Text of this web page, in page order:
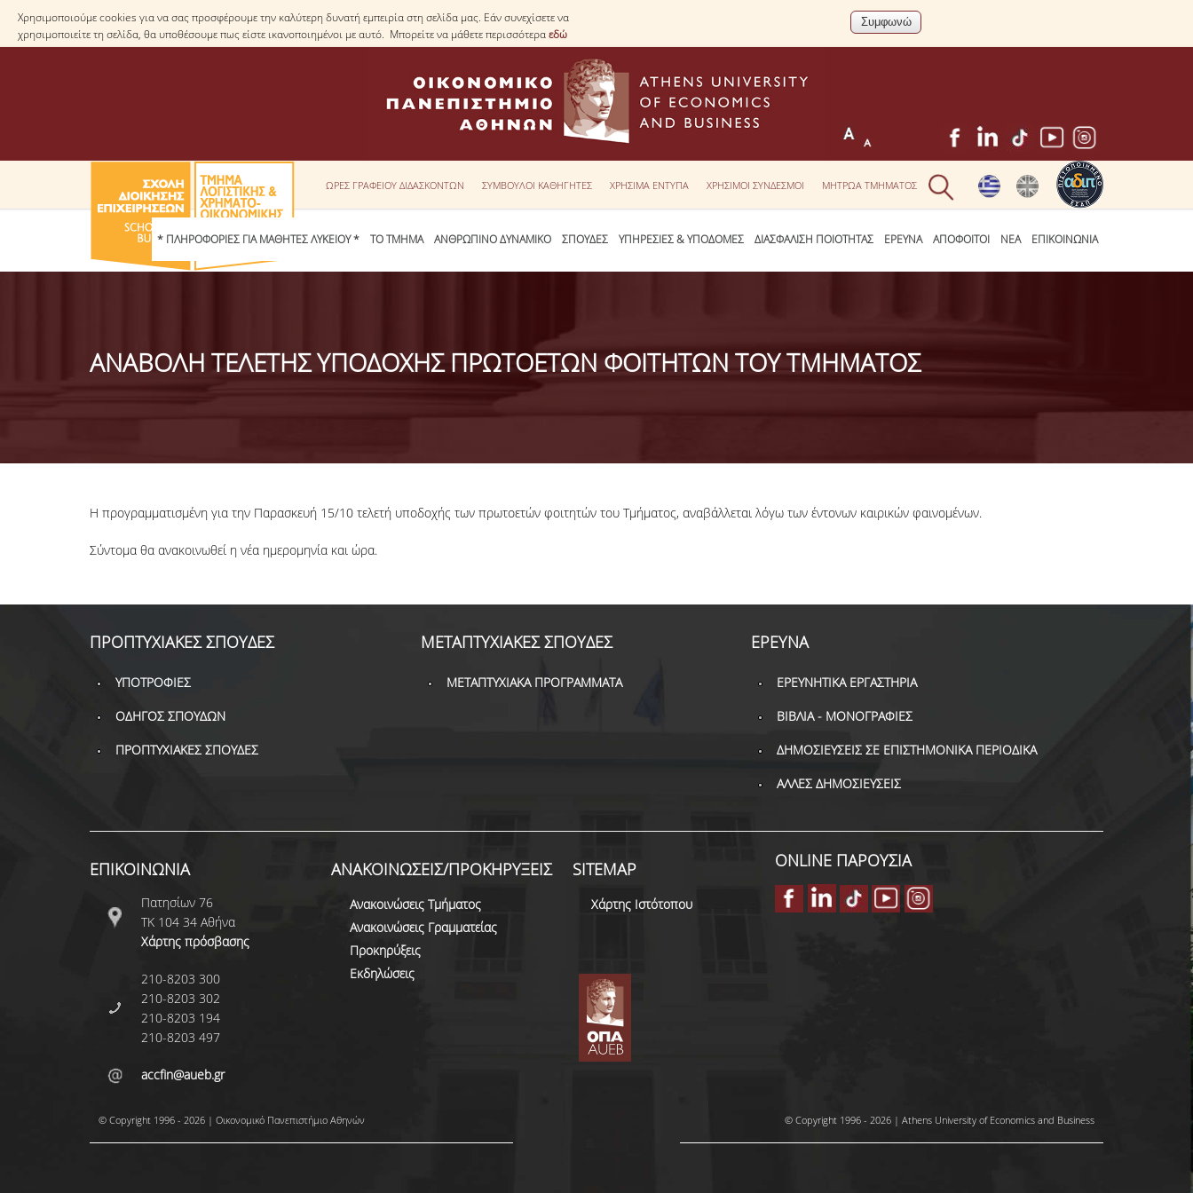
Χρησιμοποιούμε cookies για να σας προσφέρουμε την καλύτερη δυνατή εμπειρία στη σελίδα μας. Εάν συνεχίσετε να
χρησιμοποιείτε τη σελίδα, θα υποθέσουμε πως είστε ικανοποιημένοι με αυτό. Μπορείτε να μάθετε περισσότεραεδώ
ΩΡΕΣ ΓΡΑΦΕΙΟΥ ΔΙΔΑΣΚΟΝΤΩΝ ΣΥΜΒΟΥΛΟΙ ΚΑΘΗΓΗΤΕΣ ΧΡΗΣΙΜΑ ΕΝΤΥΠΑ ΧΡΗΣΙΜΟΙ ΣΥΝΔΕΣΜΟΙ ΜΗΤΡΩΑ ΤΜΗΜΑΤΟΣ
* ΠΛΗΡΟΦΟΡΙΕΣ ΓΙΑ ΜΑΘΗΤΕΣ ΛΥΚΕΙΟΥ * ΤΟ ΤΜΗΜΑ ΑΝΘΡΩΠΙΝΟ ΔΥΝΑΜΙΚΟ ΣΠΟΥΔΕΣ ΥΠΗΡΕΣΙΕΣ & ΥΠΟΔΟΜΕΣ ΔΙΑΣΦΑΛΙΣΗ ΠΟΙΟΤΗΤΑΣ ΕΡΕΥΝΑ ΑΠΟΦΟΙΤΟΙ ΝΕΑ ΕΠΙΚΟΙΝΩΝΙΑ
ΑΝΑΒΟΛΗ ΤΕΛΕΤΗΣ ΥΠΟΔΟΧΗΣ ΠΡΩΤΟΕΤΩΝ ΦΟΙΤΗΤΩΝ ΤΟΥ ΤΜΗΜΑΤΟΣ
Η προγραμματισμένη για την Παρασκευή 15/10 τελετή υποδοχής των πρωτοετών φοιτητών του Τμήματος, αναβάλλεται λόγω των έντονων καιρικών φαινομένων.
Σύντομα θα ανακοινωθεί η νέα ημερομηνία και ώρα.
ΠΡΟΠΤΥΧΙΑΚΕΣ ΣΠΟΥΔΕΣ
ΥΠΟΤΡΟΦΙΕΣ
ΟΔΗΓΟΣ ΣΠΟΥΔΩΝ
ΠΡΟΠΤΥΧΙΑΚΕΣ ΣΠΟΥΔΕΣ
ΜΕΤΑΠΤΥΧΙΑΚΕΣ ΣΠΟΥΔΕΣ
ΜΕΤΑΠΤΥΧΙΑΚΑ ΠΡΟΓΡΑΜΜΑΤΑ
ΕΡΕΥΝΑ
ΕΡΕΥΝΗΤΙΚΑ ΕΡΓΑΣΤΗΡΙΑ
ΒΙΒΛΙΑ - ΜΟΝΟΓΡΑΦΙΕΣ
ΔΗΜΟΣΙΕΥΣΕΙΣ ΣΕ ΕΠΙΣΤΗΜΟΝΙΚΑ ΠΕΡΙΟΔΙΚΑ
ΑΛΛΕΣ ΔΗΜΟΣΙΕΥΣΕΙΣ
ΕΠΙΚΟΙΝΩΝΙΑ
Πατησίων 76
ΤΚ 104 34 Αθήνα
Χάρτης πρόσβασης
210-8203 300
210-8203 302
210-8203 194
210-8203 497
accfin@aueb.gr
ΑΝΑΚΟΙΝΩΣΕΙΣ/ΠΡΟΚΗΡΥΞΕΙΣ
Ανακοινώσεις Τμήματος
Ανακοινώσεις Γραμματείας
Προκηρύξεις
Εκδηλώσεις
SITEMAP
Χάρτης Ιστότοπου
ONLINE ΠΑΡΟΥΣΙΑ
© Copyright 1996 - 2026 | Οικονομικό Πανεπιστήμιο Αθηνών © Copyright 1996 - 2026 | Athens University of Economics and Business